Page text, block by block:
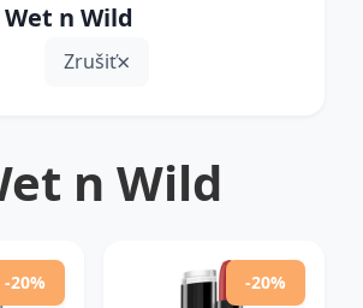
n Wild
Zrušiť
n Wild
-20% -20%